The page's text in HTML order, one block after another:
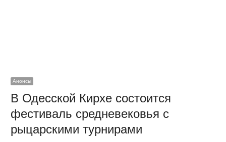
Анонсы
В Одесской Кирхе состоится
фестиваль средневековья с
рыцарскими турнирами